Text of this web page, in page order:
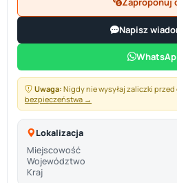
Napisz
Uwaga: Nigdy nie wysyłaj zaliczki przed
bezpieczeństwa →
Lokalizacja
Miejscowość
Województwo
Kraj